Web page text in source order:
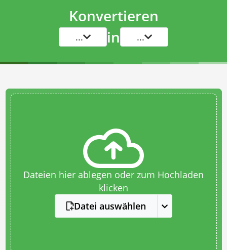
Konvertieren
... in ...
Dateien hier ablegen oder zum Hochladen
klicken
Datei auswählen